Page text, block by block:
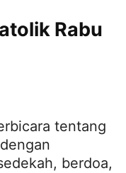
Rabu
tentang
berdoa,